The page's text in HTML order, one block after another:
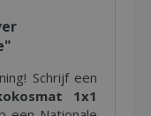
Schrijf een
1x1